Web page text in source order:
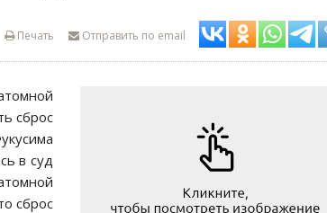
Отправить по email
Печать
сброс
в суд
сброс